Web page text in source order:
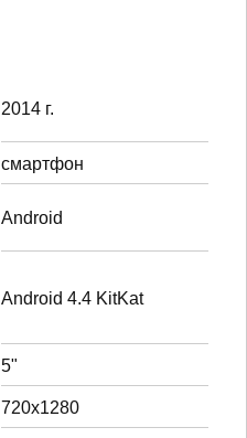
2014 г.
смартфон
Android
Android 4.4 KitKat
5"
720x1280